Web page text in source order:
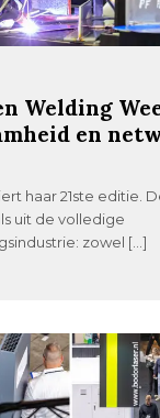
Welding
en
haar 21ste editie.
uit de volledige
zowel […]